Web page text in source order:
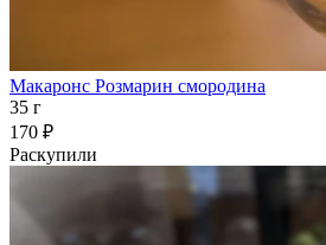
Макаронс Розмарин смородина
35 г
170 ₽
Раскупили